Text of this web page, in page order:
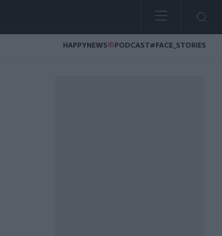
HAPPYNEWS PODCAST#FACE_STORIES